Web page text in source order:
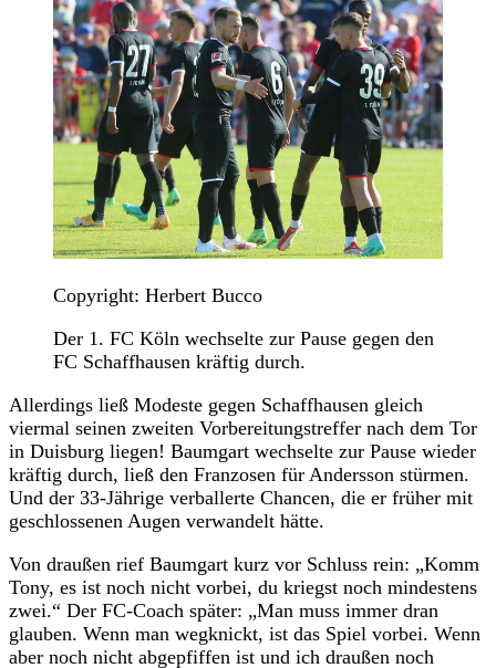
Copyright: Herbert Bucco
Der 1. FC Köln wechselte zur Pause gegen den
FC Schaffhausen kräftig durch.
Allerdings ließ Modeste gegen Schaffhausen gleich
viermal seinen zweiten Vorbereitungstreffer nach dem Tor
in Duisburg liegen! Baumgart wechselte zur Pause wieder
kräftig durch, ließ den Franzosen für Andersson stürmen.
Und der 33-Jährige verballerte Chancen, die er früher mit
geschlossenen Augen verwandelt hätte.
Von draußen rief Baumgart kurz vor Schluss rein: „Komm
Tony, es ist noch nicht vorbei, du kriegst noch mindestens
zwei.“ Der FC-Coach später: „Man muss immer dran
glauben. Wenn man wegknickt, ist das Spiel vorbei. Wenn
aber noch nicht abgepfiffen ist und ich draußen noch